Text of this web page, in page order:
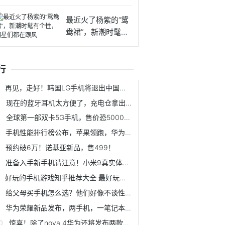
最近火了杨紫的“鸳
鸯裙”，新潮时髦有
个性
再见，走好！韩国LG手机将退出中国市场
现在的蓝牙耳机太方便了，充电仓拿出来就能和手机配对连接
全球第一部双卡5G手机，售价恐5000内，但华为的杀手锏远不止这些
手机性能排行榜公布，苹果领跑，华为垫底，小米全军覆没
预约破6万！诺基亚新品，售499！
准备入手新手机请注意！小米9真实体验在这里！
好玩的手机游戏知乎推荐大全 最好玩的手游在这
给父母买手机怎么选？他们好像不谈性价比……
华为荣耀新品发布，两手机，一笔记本，一手环
惊喜！除了nova 4华为还将发布两款新品